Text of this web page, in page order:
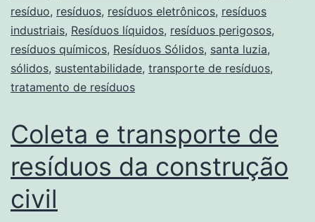
resíduo, resíduos, resíduos eletrônicos, resíduos
industriais, Resíduos líquidos, resíduos perigosos,
resíduos químicos, Resíduos Sólidos, santa luzia,
sólidos, sustentabilidade, transporte de resíduos,
tratamento de resíduos
Coleta e transporte de
resíduos da construção
civil